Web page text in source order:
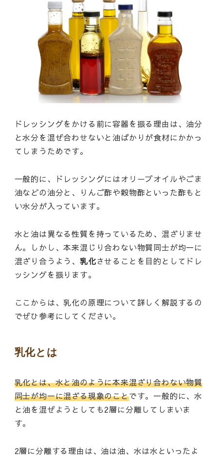
ドレッシングをかける前に容器を振る理由は、油分
と水分を混ぜ合わせないと油ばかりが食材にかかっ
てしまうためです。
一般的に、ドレッシングにはオリーブオイルやごま
油などの油分と、りんご酢や穀物酢といった酢もと
い水分が入っています。
水と油は異なる性質を持っているため、混ざりませ
ん。しかし、本来混じり合わない物質同士が均一に
混ざり合うよう、 乳化させることを目的としてドレ
ッシングを振ります。
ここからは、乳化の原理について詳しく解説するの
でぜひ参考にしてください。
乳化とは
乳化とは、水と油のように本来混ざり合わない物質
同士が均一に混ざる現象のことです。一般的に、水
と油を混ぜようとしても2層に分離してしまいま
す。
2層に分離する理由は、油は油、水は水といったよ